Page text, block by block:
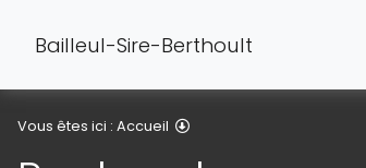
Bailleul-Sire-Berthoult
Vous êtes ici : Accueil